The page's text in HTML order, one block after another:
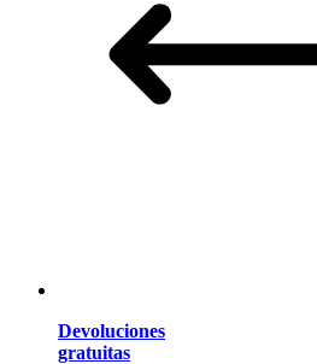
Devoluciones
gratuitas